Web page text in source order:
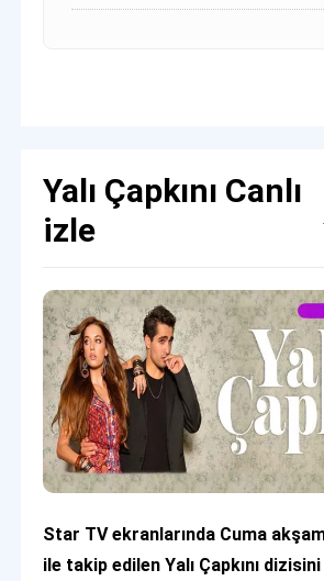
Yalı Çapkını Canlı
izle
Star TV ekranlarında Cuma
ile takip edilen Yalı Çapkını dizisini